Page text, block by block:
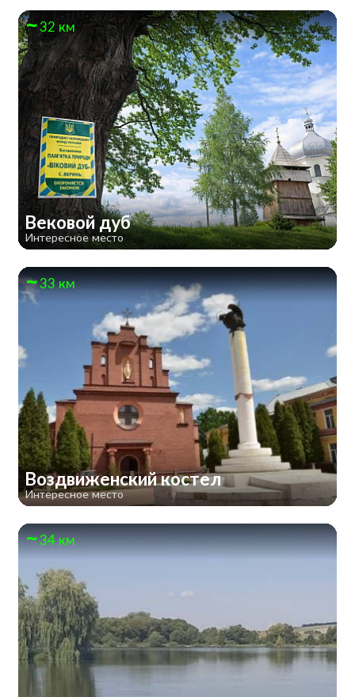
32 км
Вековой дуб
Интересное место
33 км
Воздвиженский костел
Интересное место
34 км